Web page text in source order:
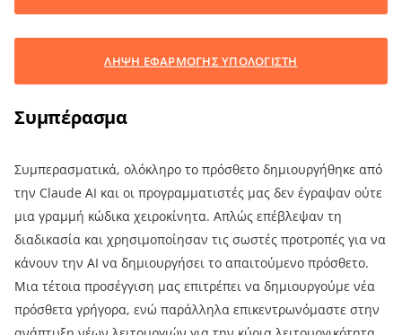
ΛΗΨΗ ΕΦΑΡΜΟΓΗΣ ΥΠΟΛΟΓΙΣΤΗ
Συμπέρασμα
Συμπερασματικά, ολόκληρο το πρόσθετο δημιουργήθηκε από
την Claude AI και οι προγραμματιστές μας δεν έγραψαν ούτε
μια γραμμή κώδικα χειροκίνητα. Απλώς επέβλεψαν τη
διαδικασία και χρησιμοποίησαν τις σωστές προτροπές για να
κάνουν την AI να δημιουργήσει το απαιτούμενο πρόσθετο.
Μια τέτοια προσέγγιση μας επιτρέπει να δημιουργούμε νέα
πρόσθετα γρήγορα, ενώ παράλληλα επικεντρωνόμαστε στην